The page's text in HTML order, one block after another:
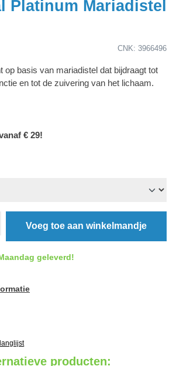
Platinum Mariadistel
CNK: 3966496
op basis van mariadistel dat bijdraagt tot
en tot de zuivering van het lichaam.
€ 29!
Voeg toe aan winkelmandje
geleverd!
producten: